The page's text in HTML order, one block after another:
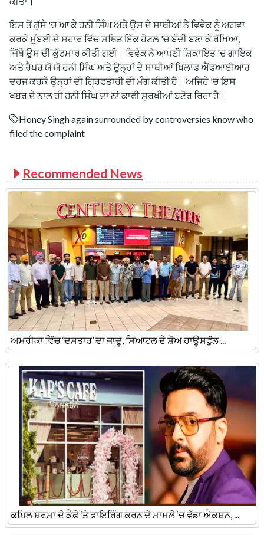
ਇਸ ਤੋਂ ਗੁੱਸੇ 'ਚ ਆ ਕੇ ਹਨੀ ਸਿੰਘ ਅਤੇ ਉਸ ਦੇ ਸਾਥੀਆਂ ਨੇ ਵਿਵੇਕ ਨੂੰ ਅਗਵਾ
ਕਰਕੇ ਮੁੰਬਈ ਦੇ ਸਹਾਰ ਵਿੱਚ ਸਥਿਤ ਇੱਕ ਹੋਟਲ 'ਚ ਬੰਦੀ ਬਣਾ ਕੇ ਰੱਖਿਆ,
ਜਿੱਥੇ ਉਸ ਦੀ ਕੁੱਟਮਾਰ ਕੀਤੀ ਗਈ। ਵਿਵੇਕ ਨੇ ਆਪਣੀ ਸ਼ਿਕਾਇਤ 'ਚ ਗਾਇਕ
ਅਤੇ ਰੈਪਰ ਯੋ ਯੋ ਹਨੀ ਸਿੰਘ ਅਤੇ ਉਨ੍ਹਾਂ ਦੇ ਸਾਥੀਆਂ ਖਿਲਾਫ ਐੱਫਆਈਆਰ
ਦਰਜ ਕਰਕੇ ਉਨ੍ਹਾਂ ਦੀ ਗ੍ਰਿਫਤਾਰੀ ਦੀ ਮੰਗ ਕੀਤੀ ਹੈ। ਅਜਿਹੇ 'ਚ ਇਸ
ਖਬਰ ਦੇ ਨਾਲ ਹੀ ਹਨੀ ਸਿੰਘ ਦਾ ਨਾਂ ਕਾਫੀ ਸੁਰਖੀਆਂ ਬਟੋਰ ਰਿਹਾ ਹੈ।
Honey Singh again surrounded by controversies know who
filed the complaint
Recommended News
ਅਮਰੀਕਾ ਵਿੱਚ ‘ਦਸਤਾਰ’ ਦਾ ਜਾਦੂ, ਸਿਆਟਲ ਦੇ ਸ਼ੋਅ ਹਾਊਸਫੁੱਲ ...
ਕਪਿਲ ਸ਼ਰਮਾ ਦੇ ਕੈਫ਼ੇ ‘ਤੇ ਫਾਇਰਿੰਗ ਕਰਨ ਦੇ ਮਾਮਲੇ ‘ਚ ਵੱਡਾ ਐਕਸ਼ਨ, ...